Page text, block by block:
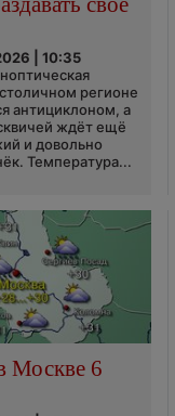
| 10:35
регионе
антициклоном, а
ждёт ещё
и довольно
Температура...
Москве 6